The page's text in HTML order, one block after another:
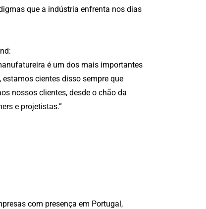
que a indústria enfrenta nos dias
é um dos mais importantes
cientes disso sempre que
nossos clientes, desde o chão da
e projetistas.”
com presença em Portugal,